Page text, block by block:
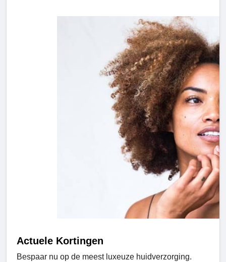
Actuele Kortingen
Bespaar nu op de meest luxeuze huidverzorging.